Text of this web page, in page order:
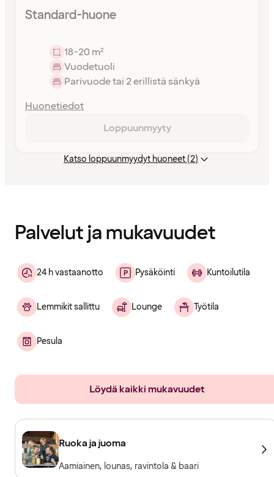
Standard-huone
18-20 m²
Vuodetuoli
Parivuode tai 2 erillistä sänkyä
Huonetiedot
Loppuunmyyty
Katso loppuunmyydyt huoneet (2)
Palvelut ja mukavuudet
24 h vastaanotto Pysäköinti Kuntoilutila
Lemmikit sallittu Lounge Työtila
Pesula
Löydä kaikki mukavuudet
Ruoka ja juoma
Aamiainen, lounas, ravintola & baari